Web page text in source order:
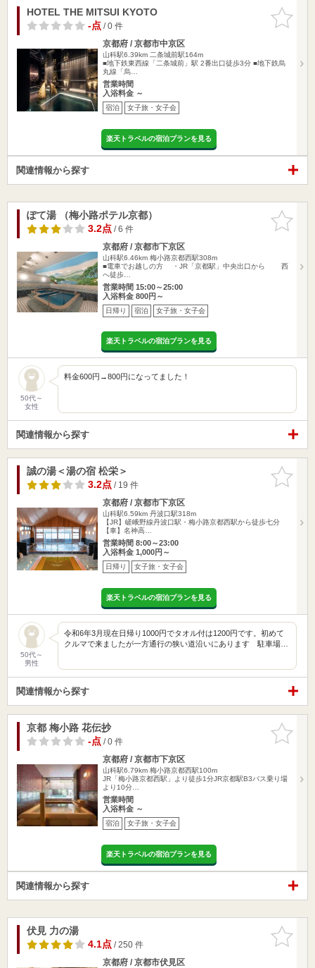
お気に入
りに追加
HOTEL THE MITSUI KYOTO
-点/ 0 件
京都府 / 京都市中京区
山科駅6.39km 二条城前駅164m
■地下鉄東西線「二条城前」駅 2番出口徒歩3分 ■地下鉄烏
丸線「烏…
営業時間
入浴料金 ～
宿泊 女子旅・女子会
楽天トラベルの宿泊プランを見る
関連情報から探す
お気に入
りに追加
ぽて湯 （梅小路ポテル京都）
3.2点/ 6 件
京都府 / 京都市下京区
山科駅6.46km 梅小路京都西駅308m
■電車でお越しの方 ・JR「京都駅」中央出口から 西
へ徒歩…
営業時間 15:00～25:00
入浴料金 800円～
日帰り 宿泊 女子旅・女子会
楽天トラベルの宿泊プランを見る
50代～
女性
料金600円→800円になってました！
関連情報から探す
お気に入
りに追加
誠の湯＜湯の宿 松栄＞
3.2点/ 19 件
京都府 / 京都市下京区
山科駅6.59km 丹波口駅318m
【JR】嵯峨野線丹波口駅・梅小路京都西駅から徒歩七分
【車】名神高…
営業時間 8:00～23:00
入浴料金 1,000円～
日帰り 女子旅・女子会
楽天トラベルの宿泊プランを見る
50代～
男性
令和6年3月現在日帰り1000円でタオル付は1200円です。初めて
クルマで来ましたが一方通行の狭い道沿いにあります 駐車場…
関連情報から探す
お気に入
りに追加
京都 梅小路 花伝抄
-点/ 0 件
京都府 / 京都市下京区
山科駅6.79km 梅小路京都西駅100m
JR「梅小路京都西駅」より徒歩1分JR京都駅B3バス乗り場
より10分…
営業時間
入浴料金 ～
宿泊 女子旅・女子会
楽天トラベルの宿泊プランを見る
関連情報から探す
お気に入
りに追加
伏見 力の湯
4.1点/ 250 件
京都府 / 京都市伏見区